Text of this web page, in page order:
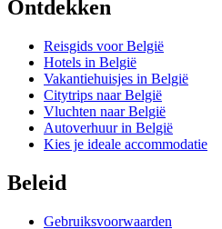
Ontdekken
Reisgids voor België
Hotels in België
Vakantiehuisjes in België
Citytrips naar België
Vluchten naar België
Autoverhuur in België
Kies je ideale accommodatie
Beleid
Gebruiksvoorwaarden